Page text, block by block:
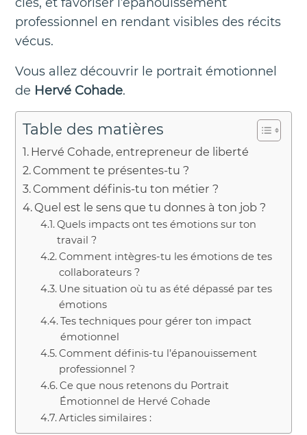
professionnel en rendant visibles des récits
vécus.
Vous allez découvrir le portrait émotionnel
de Hervé Cohade.
Table des matières
Hervé Cohade, entrepreneur de liberté
Comment te présentes-tu ?
Comment définis-tu ton métier ?
Quel est le sens que tu donnes à ton job ?
Quels impacts ont tes émotions sur ton
travail ?
Comment intègres-tu les émotions de tes
collaborateurs ?
Une situation où tu as été dépassé par tes
émotions
Tes techniques pour gérer ton impact
émotionnel
Comment définis-tu l’épanouissement
professionnel ?
Ce que nous retenons du Portrait
Émotionnel de Hervé Cohade
Articles similaires :